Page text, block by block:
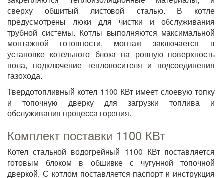
сверху обшитый листовой сталью. В котле
предусмотрены люки для чистки и обслуживания
трубной системы. Котлы выполняются максимальной
монтажной готовности, монтаж заключается в
установке котельного блока на ровную поверхность
пола, подключение теплоносителя и подсоединения
газохода.
Твердотопливный котел 1100 КВт имеет слоевую топку
и топочную дверку для загрузки топлива и
обслуживания процесса горения.
Комплект поставки 1100 КВт
Котел стальной водогрейный 1100 КВт поставляется
готовым блоком в обшивке с чугунной топочной
дверкой. С котлом поставляется паспорт и инструкция